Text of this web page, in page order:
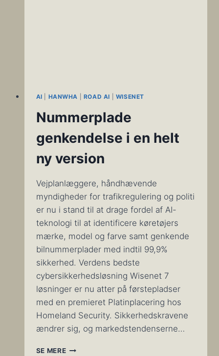
AI HANWHA ROAD AI WISENET
Nummerplade
genkendelse i en helt
ny version
Vejplanlæggere, håndhævende
myndigheder for trafikregulering og politi
er nu i stand til at drage fordel af AI-
teknologi til at identificere køretøjers
mærke, model og farve samt genkende
bilnummerplader med indtil 99,9%
sikkerhed. Verdens bedste
cybersikkerhedsløsning Wisenet 7
løsninger er nu atter på førstepladser
med en premieret Platinplacering hos
Homeland Security. Sikkerhedskravene
ændrer sig, og markedstendenserne…
SE MERENUMMERPLADE